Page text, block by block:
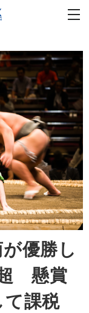
優勝し
超 懸賞
て課税